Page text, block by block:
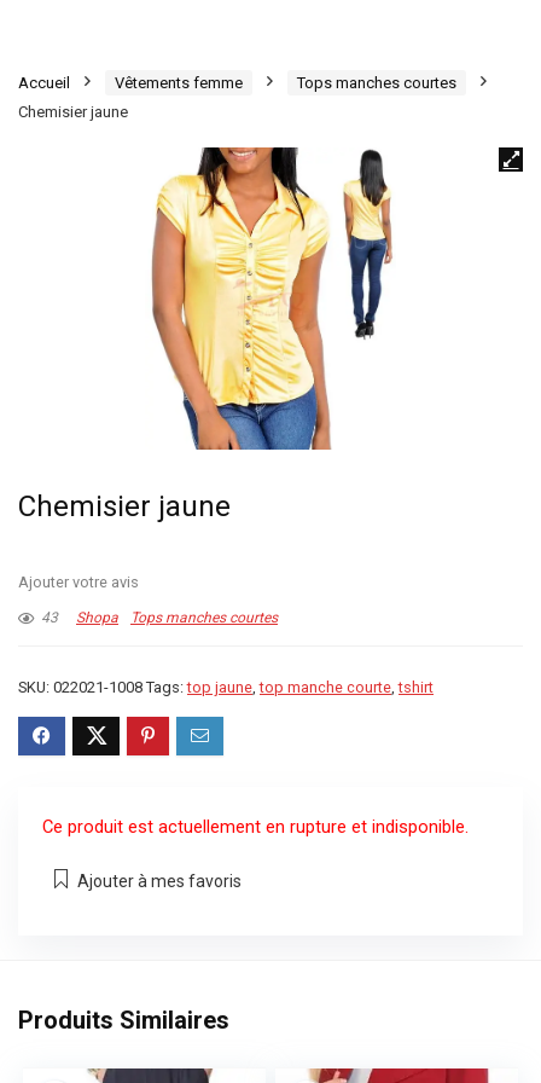
Accueil Vêtements femme
Tops manches courtes
Chemisier jaune
Chemisier jaune
Ajouter votre avis
43 Shopa Tops manches courtes
SKU: 022021-1008 Tags:top jaune,top manche courte,tshirt
Ce produit est actuellement en rupture et indisponible.
Ajouter à mes favoris
Produits Similaires